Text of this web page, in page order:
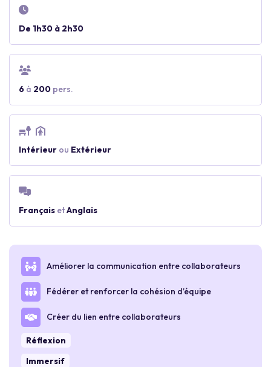
De 1h30 à 2h30
6 à 200 pers.
Intérieur ou Extérieur
Français etAnglais
Améliorer la communication entre collaborateurs
Fédérer et renforcer la cohésion d’équipe
Créer du lien entre collaborateurs
Réflexion
Immersif